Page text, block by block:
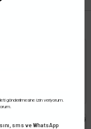
gönderilmesine izin veriyorum.
sms ve WhatsApp